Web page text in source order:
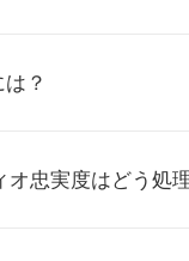
？
忠実度はどう処